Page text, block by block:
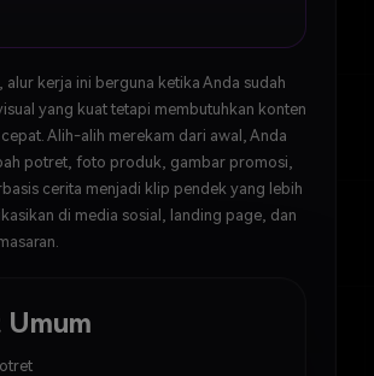
alur kerja ini berguna ketika Anda sudah
yang kuat tetapi membutuhkan konten
Alih-alih merekam dari awal, Anda
potret, foto produk, gambar promosi,
cerita menjadi klip pendek yang lebih
di media sosial, landing page, dan